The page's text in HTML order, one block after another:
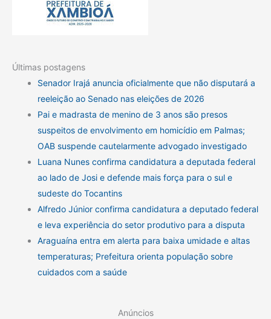
Últimas postagens
Senador Irajá anuncia oficialmente que não disputará a
reeleição ao Senado nas eleições de 2026
Pai e madrasta de menino de 3 anos são presos
suspeitos de envolvimento em homicídio em Palmas;
OAB suspende cautelarmente advogado investigado
Luana Nunes confirma candidatura a deputada federal
ao lado de Josi e defende mais força para o sul e
sudeste do Tocantins
Alfredo Júnior confirma candidatura a deputado federal
e leva experiência do setor produtivo para a disputa
Araguaína entra em alerta para baixa umidade e altas
temperaturas; Prefeitura orienta população sobre
cuidados com a saúde
Anúncios